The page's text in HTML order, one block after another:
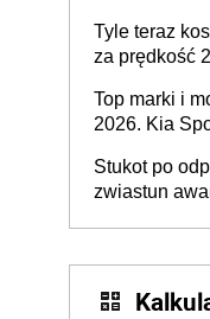
Tyle teraz
za prędkość
Top marki i
2026. Kia
Stukot po
zwiastun